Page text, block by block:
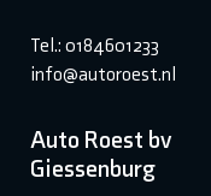
Tel.: 0184601233
info@autoroest.nl
Auto Roest bv
Giessenburg